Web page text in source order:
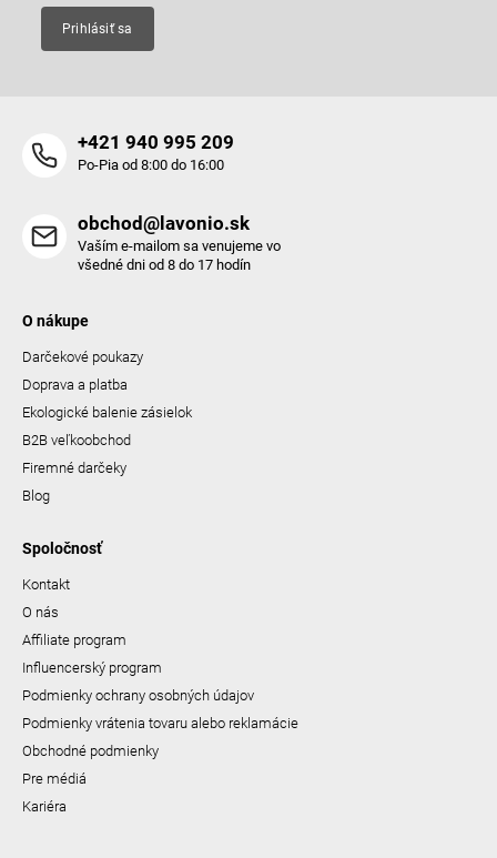
Prihlásiť sa
+421 940 995 209
Po-Pia od 8:00 do 16:00
obchod@lavonio.sk
Vaším e-mailom sa venujeme vo
všedné dni od 8 do 17 hodín
O nákupe
Darčekové poukazy
Doprava a platba
Ekologické balenie zásielok
B2B veľkoobchod
Firemné darčeky
Blog
Spoločnosť
Kontakt
O nás
Affiliate program
Influencerský program
Podmienky ochrany osobných údajov
Podmienky vrátenia tovaru alebo reklamácie
Obchodné podmienky
Pre médiá
Kariéra